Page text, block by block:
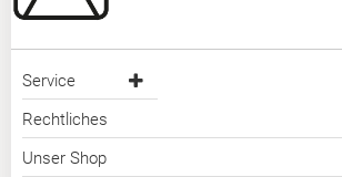
Service
Rechtliches
Unser Shop